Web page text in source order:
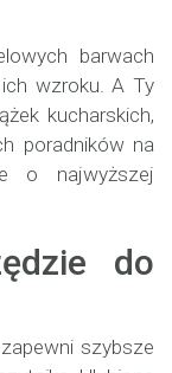
barwach
wzroku. A Ty
kucharskich,
poradników na
o najwyższej
do
szybsze